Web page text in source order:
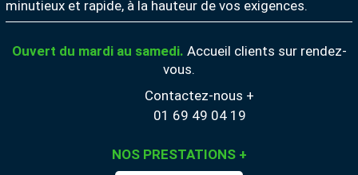
minutieux et rapide, à la hauteur de vos exigences.
Ouvert du mardi au samedi. Accueil clients sur rendez-
vous.
Contactez-nous +
01 69 49 04 19
NOS PRESTATIONS +